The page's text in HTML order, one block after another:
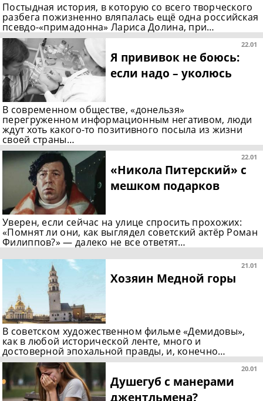
Постыдная история, в которую со всего творческого
разбега пожизненно вляпалась ещё одна российская
псевдо-«примадонна» Лариса Долина, при…
22.01
Я прививок не боюсь:
если надо – уколюсь
В современном обществе, «донельзя»
перегруженном информационным негативом, люди
ждут хоть какого-то позитивного посыла из жизни
своей страны…
22.01
«Никола Питерский» с
мешком подарков
Уверен, если сейчас на улице спросить прохожих:
«Помнят ли они, как выглядел советский актёр Роман
Филиппов?» — далеко не все ответят…
21.01
Хозяин Медной горы
В советском художественном фильме «Демидовы»,
как в любой исторической ленте, много и
достоверной эпохальной правды, и, конечно…
20.01
Душегуб с манерами
джентльмена?